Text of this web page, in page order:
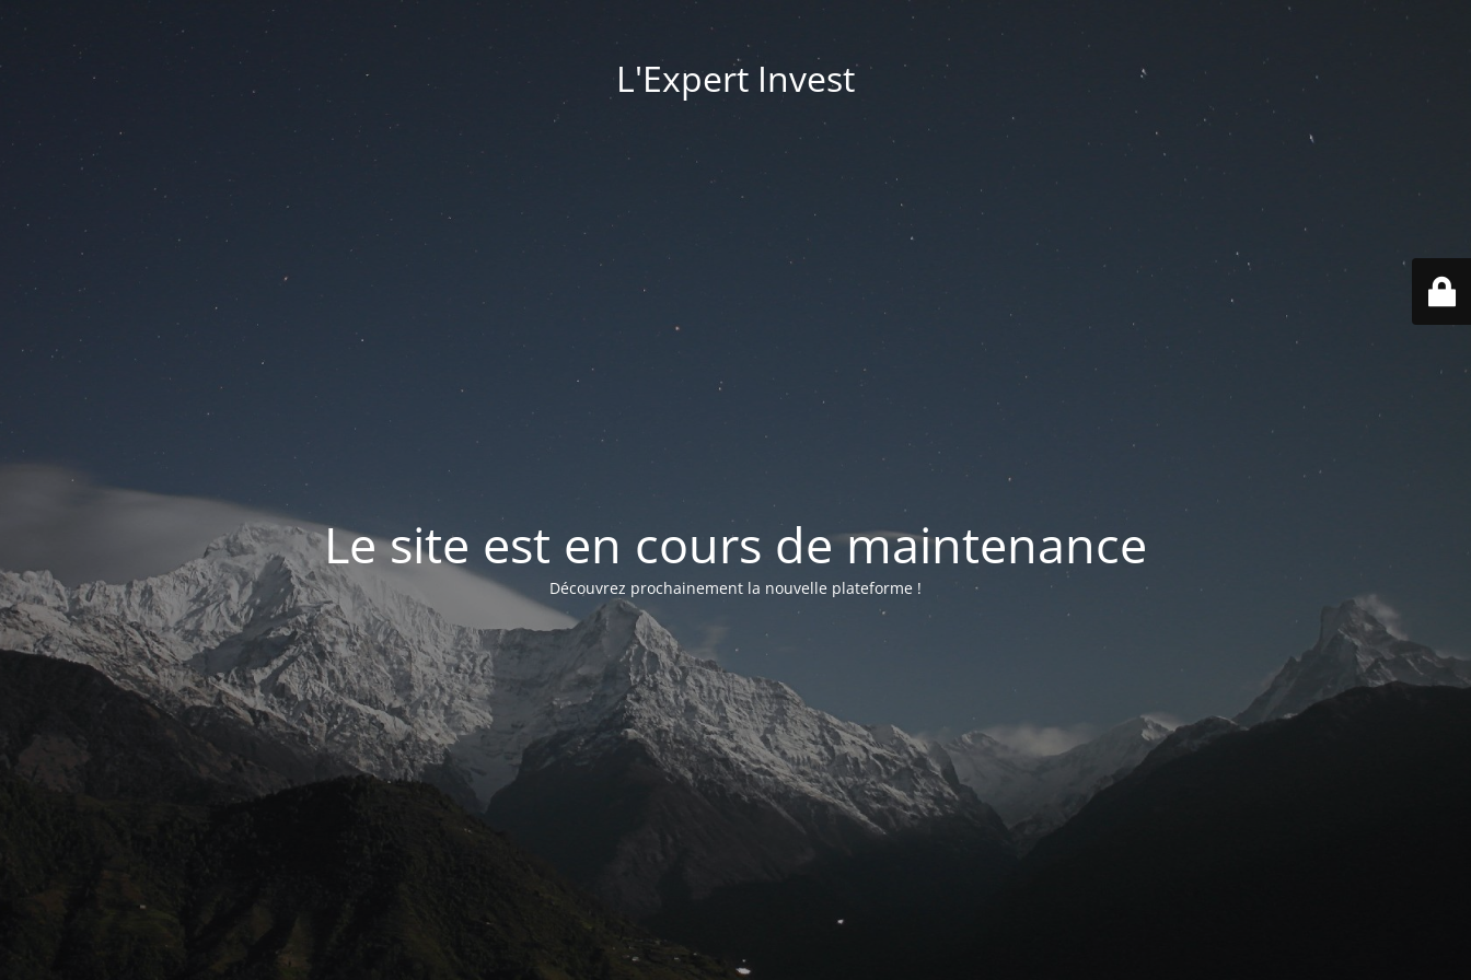
L'Expert Invest
Le site est en cours de maintenance
Découvrez prochainement la nouvelle plateforme !